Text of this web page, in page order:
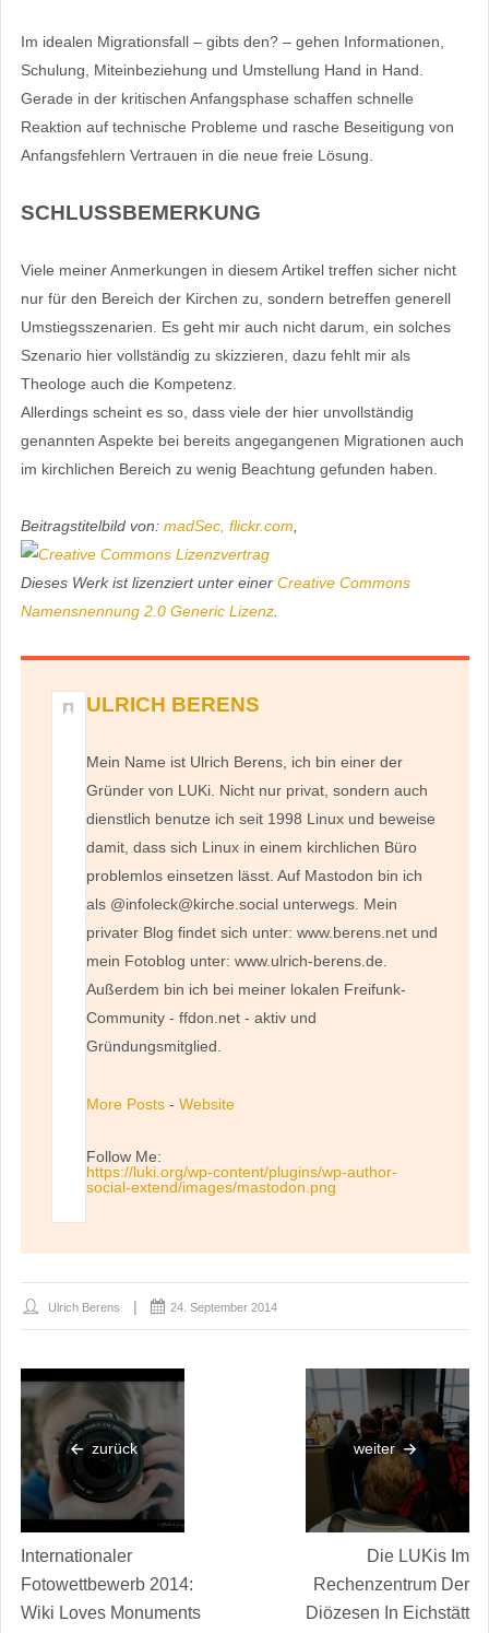
Im idealen Migrationsfall – gibts den? – gehen Informationen,
Schulung, Miteinbeziehung und Umstellung Hand in Hand.
Gerade in der kritischen Anfangsphase schaffen schnelle
Reaktion auf technische Probleme und rasche Beseitigung von
Anfangsfehlern Vertrauen in die neue freie Lösung.
SCHLUSSBEMERKUNG
Viele meiner Anmerkungen in diesem Artikel treffen sicher nicht
nur für den Bereich der Kirchen zu, sondern betreffen generell
Umstiegsszenarien. Es geht mir auch nicht darum, ein solches
Szenario hier vollständig zu skizzieren, dazu fehlt mir als
Theologe auch die Kompetenz.
Allerdings scheint es so, dass viele der hier unvollständig
genannten Aspekte bei bereits angegangenen Migrationen auch
im kirchlichen Bereich zu wenig Beachtung gefunden haben.
Beitragstitelbild von: madSec, flickr.com
Dieses Werk ist lizenziert unter einer Creative Commons
Namensnennung 2.0 Generic Lizenz.
ULRICH BERENS
Mein Name ist Ulrich Berens, ich bin einer der
Gründer von LUKi. Nicht nur privat, sondern auch
dienstlich benutze ich seit 1998 Linux und beweise
damit, dass sich Linux in einem kirchlichen Büro
problemlos einsetzen lässt. Auf Mastodon bin ich
als @infoleck@kirche.social unterwegs. Mein
privater Blog findet sich unter: www.berens.net und
mein Fotoblog unter: www.ulrich-berens.de.
Außerdem bin ich bei meiner lokalen Freifunk-
Community - ffdon.net - aktiv und
Gründungsmitglied.
More Posts- Website
Follow Me:
https://luki.org/wp-content/plugins/wp-author-
social-extend/images/mastodon.png
Ulrich Berens 24. September 2014
zurück
Internationaler
Fotowettbewerb 2014:
Wiki Loves Monuments
weiter
Die LUKis Im
Rechenzentrum Der
Diözesen In Eichstätt